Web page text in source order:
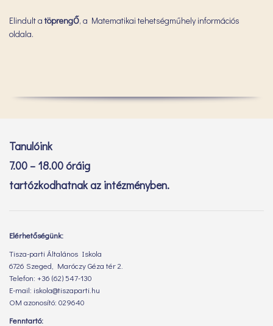
Elindult a töprengŐ, a Matematikai tehetségműhely információs
oldala.
Tanulóink
7.00 – 18.00 óráig
tartózkodhatnak az intézményben.
Elérhetőségünk:
Tisza-parti Általános Iskola
6726 Szeged, Maróczy Géza tér 2.
Telefon: +36 (62) 547-130
E-mail: iskola@tiszaparti.hu
OM azonosító: 029640
Fenntartó: